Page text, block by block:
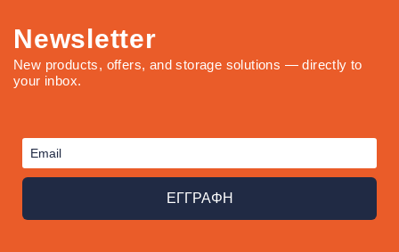
Newsletter
New products, offers, and storage solutions — directly to
your inbox.
ΕΓΓΡΑΦΗ